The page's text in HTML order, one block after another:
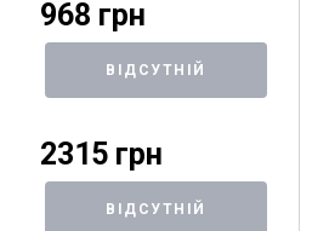
968 грн
ВІДСУТНІЙ
2315 грн
ВІДСУТНІЙ